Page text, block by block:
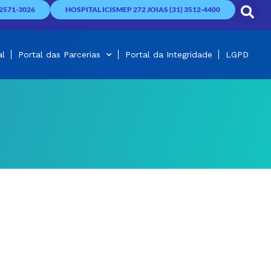
3026 HOSPITAL ICISMEP 272 JOIAS (31) 3512-4400
Portal das Parcerias Portal da Integridade LGPD